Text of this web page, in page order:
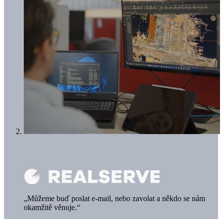
„Můžeme buď poslat e-mail, nebo zavolat a někdo se nám
okamžitě věnuje.“